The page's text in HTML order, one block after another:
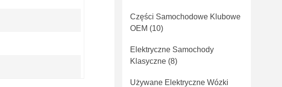
Części Samochodowe Klubowe
OEM (10)
Elektryczne Samochody
Klasyczne (8)
Używane Elektryczne Wózki